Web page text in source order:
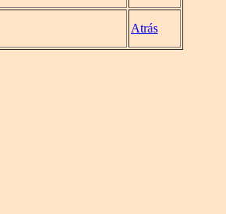
Atrás